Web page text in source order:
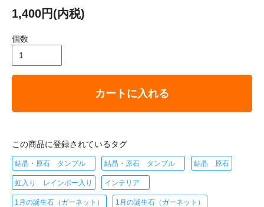
1,400円(内税)
個数
カートに入れる
この商品に登録されているタグ
結晶・原石 タンブル 結晶・原石 タンブル 結晶 原石
虹入り レインボー入り インテリア
1月の誕生石（ガーネット） 1月の誕生石（ガーネット）